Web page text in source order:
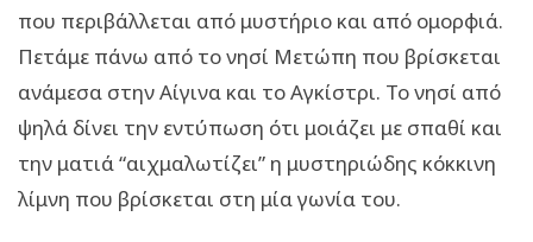
που περιβάλλεται από μυστήριο και από ομορφιά.
Πετάμε πάνω από το νησί Μετώπη που βρίσκεται
ανάμεσα στην Αίγινα και το Αγκίστρι. Το νησί από
ψηλά δίνει την εντύπωση ότι μοιάζει με σπαθί και
την ματιά “αιχμαλωτίζει” η μυστηριώδης κόκκινη
λίμνη που βρίσκεται στη μία γωνία του.